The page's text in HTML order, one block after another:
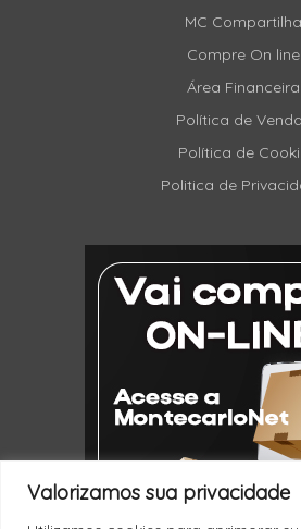
Valorizamos sua privacidade
MC Compartilha
Compre On line
Área Financeira
Política de
Política de
Politica de